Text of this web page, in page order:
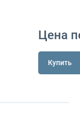
Цена
Купить